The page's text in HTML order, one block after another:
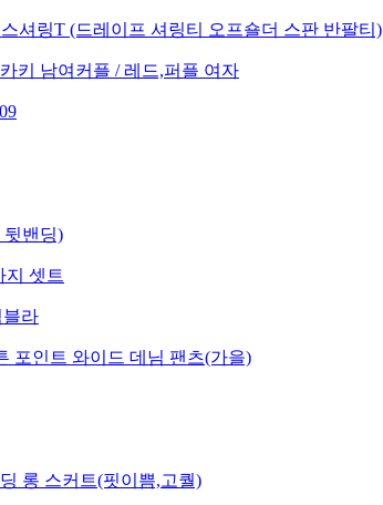
셔링T (드레이프 셔링티 오프숄더 스판 반팔티)
키 남여커플 / 레드,퍼플 여자
뒷밴딩)
지 셋트
블라
포인트 와이드 데님 팬츠(가을)
롱 스커트(핏이쁨,고퀄)